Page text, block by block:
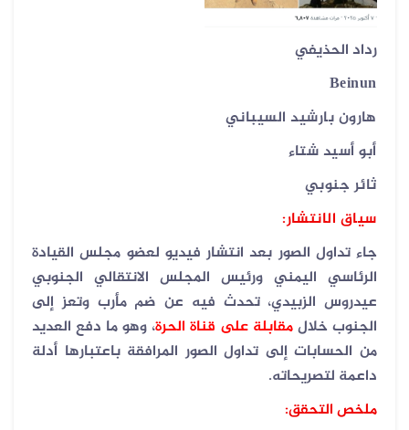
رداد الحذيفي
Beinun
هارون بارشيد السيباني
أبو أسيد شتاء
ثائر جنوبي
سياق الانتشار:
جاء تداول الصور بعد انتشار فيديو لعضو مجلس القيادة
الرئاسي اليمني ورئيس المجلس الانتقالي الجنوبي
عيدروس الزبيدي، تحدث فيه عن ضم مأرب وتعز إلى
الجنوب خلالمقابلة على قناة الحرة، وهو ما دفع العديد
من الحسابات إلى تداول الصور المرافقة باعتبارها أدلة
داعمة لتصريحاته.
ملخص التحقق: